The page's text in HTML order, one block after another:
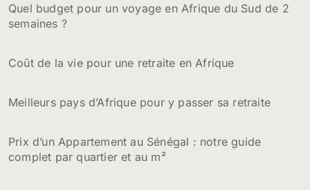
Quel budget pour un voyage en Afrique du Sud de 2
semaines ?
Coût de la vie pour une retraite en Afrique
Meilleurs pays d’Afrique pour y passer sa retraite
Prix d’un Appartement au Sénégal : notre guide
complet par quartier et au m²